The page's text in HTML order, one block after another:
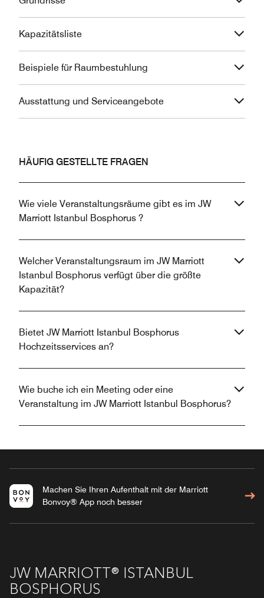
Kapazitätsliste
Beispiele für Raumbestuhlung
Ausstattung und Serviceangebote
HÄUFIG GESTELLTE FRAGEN
Wie viele Veranstaltungsräume gibt es im JW
Marriott Istanbul Bosphorus ?
Welcher Veranstaltungsraum im JW Marriott
Istanbul Bosphorus verfügt über die größte
Kapazität?
Bietet JW Marriott Istanbul Bosphorus
Hochzeitsservices an?
Wie buche ich ein Meeting oder eine
Veranstaltung im JW Marriott Istanbul Bosphorus?
Machen Sie Ihren Aufenthalt mit der Marriott
Bonvoy® App noch besser
JW MARRIOTT® ISTANBUL
BOSPHORUS